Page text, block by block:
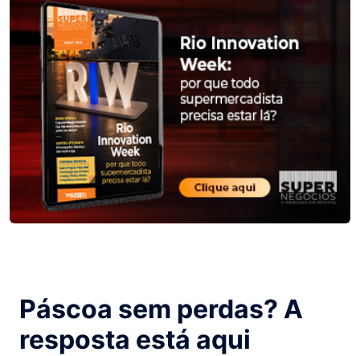
Páscoa sem perdas? A
resposta está aqui